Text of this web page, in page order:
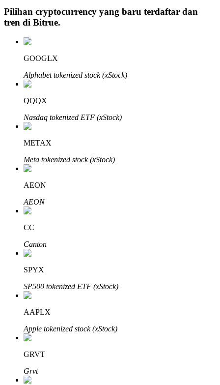
Investasi Otomatis
Raih keuntungan jangka panjang dan kepentingan fleksibel
Pelajari Staking
Afiliasi Bitrue
Pilihan cryptocurrency yang baru terdaftar dan
tren di Bitrue.
GOOGLX
Alphabet tokenized stock (xStock)
QQQX
Nasdaq tokenized ETF (xStock)
METAX
Meta tokenized stock (xStock)
AEON
AEON
CC
Canton
SPYX
SP500 tokenized ETF (xStock)
AAPLX
Apple tokenized stock (xStock)
GRVT
Grvt